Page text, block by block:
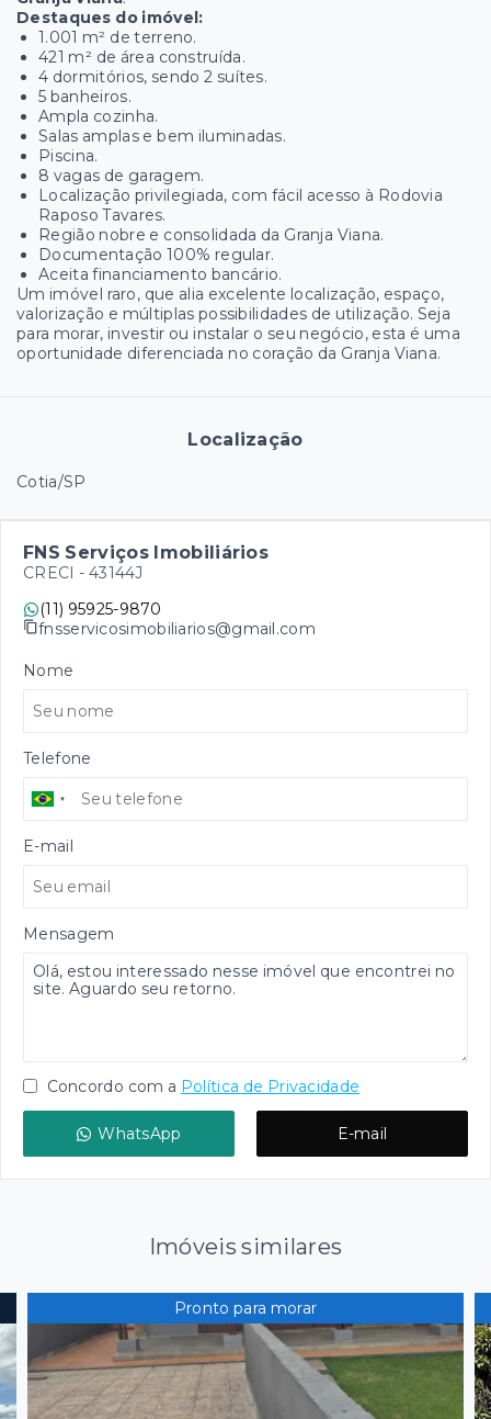
Destaques do imóvel:
1.001 m² de terreno.
421 m² de área construída.
4 dormitórios, sendo 2 suítes.
5 banheiros.
Ampla cozinha.
Salas amplas e bem iluminadas.
Piscina.
8 vagas de garagem.
Localização privilegiada, com fácil acesso à Rodovia
Raposo Tavares.
Região nobre e consolidada da Granja Viana.
Documentação 100% regular.
Aceita financiamento bancário.
Um imóvel raro, que alia excelente localização, espaço,
valorização e múltiplas possibilidades de utilização. Seja
para morar, investir ou instalar o seu negócio, esta é uma
oportunidade diferenciada no coração da Granja Viana.
Localização
Cotia/SP
FNS Serviços Imobiliários
CRECI - 43144J
(11) 95925-9870
fnsservicosimobiliarios@gmail.com
Nome
Telefone
E-mail
Mensagem
Concordo com a Política de Privacidade
WhatsApp E-mail
Imóveis similares
Pronto para morar